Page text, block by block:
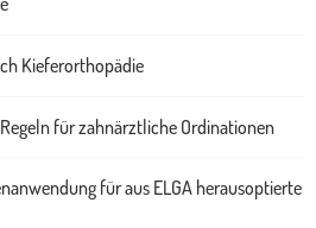
Kieferorthopädie
für zahnärztliche Ordinationen
für aus ELGA herausoptierte